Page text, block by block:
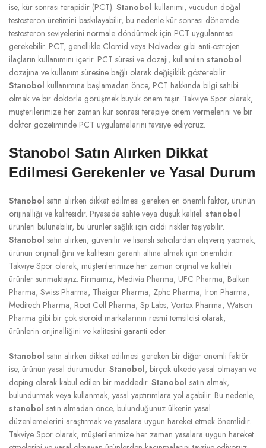
ise, kür sonrası terapidir (PCT). Stanobol kullanımı, vücudun doğal
testosteron üretimini baskılayabilir, bu nedenle kür sonrası dönemde
testosteron seviyelerini normale döndürmek için PCT uygulanması
gerekebilir. PCT, genellikle Clomid veya Nolvadex gibi anti-östrojen
ilaçların kullanımını içerir. PCT süresi ve dozajı, kullanılan stanobol
dozajına ve kullanım süresine bağlı olarak değişiklik gösterebilir.
Stanobol kullanımına başlamadan önce, PCT hakkında bilgi sahibi
olmak ve bir doktorla görüşmek büyük önem taşır. Takviye Spor olarak,
müşterilerimize her zaman kür sonrası terapiye önem vermelerini ve bir
doktor gözetiminde PCT uygulamalarını tavsiye ediyoruz.
Stanobol Satın Alırken Dikkat
Edilmesi Gerekenler ve Yasal Durum
Stanobol satın alırken dikkat edilmesi gereken en önemli faktör, ürünün
orijinalliği ve kalitesidir. Piyasada sahte veya düşük kaliteli stanobol
ürünleri bulunabilir, bu ürünler sağlık için ciddi riskler taşıyabilir.
Stanobol satın alırken, güvenilir ve lisanslı satıcılardan alışveriş yapmak,
ürünün orijinalliğini ve kalitesini garanti altına almak için önemlidir.
Takviye Spor olarak, müşterilerimize her zaman orijinal ve kaliteli
ürünler sunmaktayız. Firmamız, Medivia Pharma, UFC Pharma, Balkan
Pharma, Swiss Pharma, Thaiger Pharma, Zphc Pharma, İron Pharma,
Meditech Pharma, Root Cell Pharma, Sp Labs, Vortex Pharma, Watson
Pharma gibi bir çok steroid markalarının resmi temsilcisi olarak,
ürünlerin orijinalliğini ve kalitesini garanti eder.
Stanobol satın alırken dikkat edilmesi gereken bir diğer önemli faktör
ise, ürünün yasal durumudur. Stanobol, birçok ülkede yasal olmayan ve
doping olarak kabul edilen bir maddedir. Stanobol satın almak,
bulundurmak veya kullanmak, yasal yaptırımlara yol açabilir. Bu nedenle,
stanobol satın almadan önce, bulunduğunuz ülkenin yasal
düzenlemelerini araştırmak ve yasalara uygun hareket etmek önemlidir.
Takviye Spor olarak, müşterilerimize her zaman yasalara uygun hareket